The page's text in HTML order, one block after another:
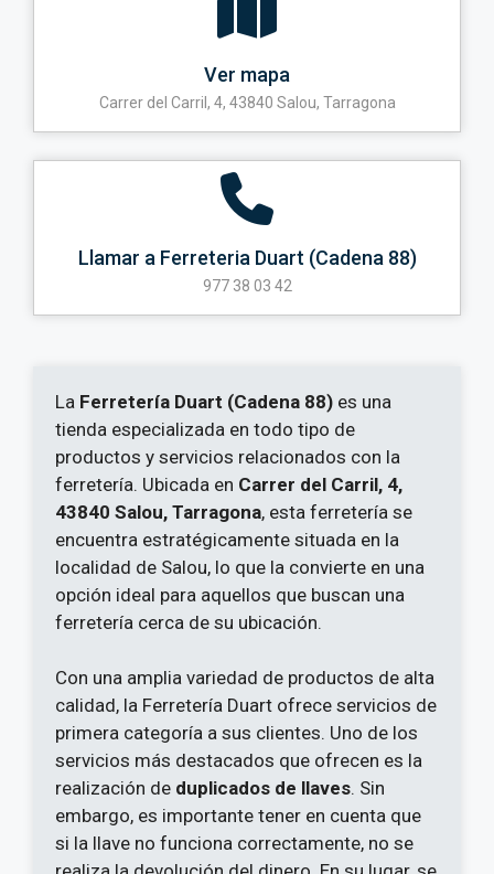
Ver mapa
Carrer del Carril, 4, 43840 Salou, Tarragona
Llamar a Ferreteria Duart (Cadena 88)
977 38 03 42
La Ferretería Duart (Cadena 88) es una
tienda especializada en todo tipo de
productos y servicios relacionados con la
ferretería. Ubicada en Carrer del Carril, 4,
43840 Salou, Tarragona, esta ferretería se
encuentra estratégicamente situada en la
localidad de Salou, lo que la convierte en una
opción ideal para aquellos que buscan una
ferretería cerca de su ubicación.
Con una amplia variedad de productos de alta
calidad, la Ferretería Duart ofrece servicios de
primera categoría a sus clientes. Uno de los
servicios más destacados que ofrecen es la
realización de duplicados de llaves. Sin
embargo, es importante tener en cuenta que
si la llave no funciona correctamente, no se